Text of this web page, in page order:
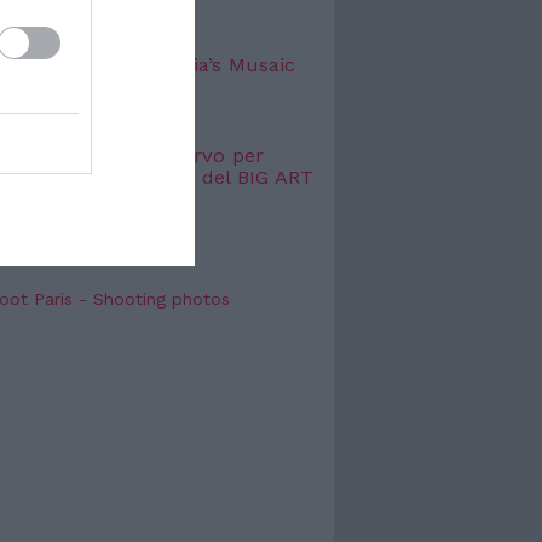
successo per Mangia’s Musaic
2026
Williams a Porto Cervo per
esclusivo dell’anno del BIG ART
Paris - Shooting photos